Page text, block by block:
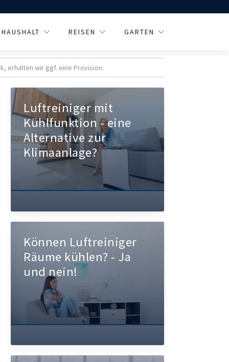
HAUSHALT REISEN GARTEN
erhalten wir ggf. eine Provision.
Luftreiniger mit
Kühlfunktion - eine
Alternative zur
Klimaanlage?
Können Luftreiniger
Räume kühlen? - Ja
und nein!